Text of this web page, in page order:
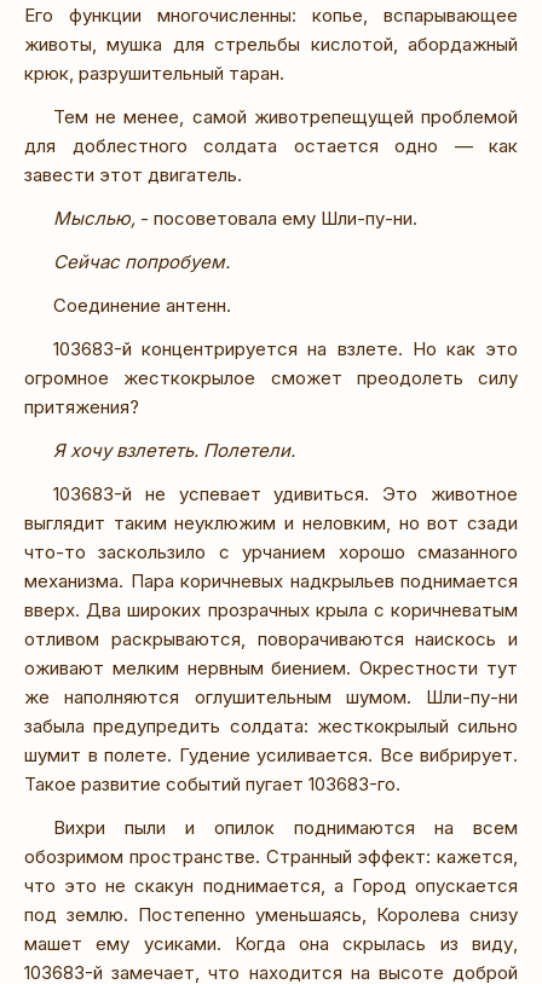
Его функции многочисленны: копье, вспарывающее
животы, мушка для стрельбы кислотой, абордажный
крюк, разрушительный таран.
Тем не менее, самой животрепещущей проблемой
для доблестного солдата остается одно — как
завести этот двигатель.
Мыслью, - посоветовала ему Шли-пу-ни.
Сейчас попробуем.
Соединение антенн.
103683-й концентрируется на взлете. Но как это
огромное жесткокрылое сможет преодолеть силу
притяжения?
Я хочу взлететь. Полетели.
103683-й не успевает удивиться. Это животное
выглядит таким неуклюжим и неловким, но вот сзади
что-то заскользило с урчанием хорошо смазанного
механизма. Пара коричневых надкрыльев поднимается
вверх. Два широких прозрачных крыла с коричневатым
отливом раскрываются, поворачиваются наискось и
оживают мелким нервным биением. Окрестности тут
же наполняются оглушительным шумом. Шли-пу-ни
забыла предупредить солдата: жесткокрылый сильно
шумит в полете. Гудение усиливается. Все вибрирует.
Такое развитие событий пугает 103683-го.
Вихри пыли и опилок поднимаются на всем
обозримом пространстве. Странный эффект: кажется,
что это не скакун поднимается, а Город опускается
под землю. Постепенно уменьшаясь, Королева снизу
машет ему усиками. Когда она скрылась из виду,
103683-й замечает, что находится на высоте доброй